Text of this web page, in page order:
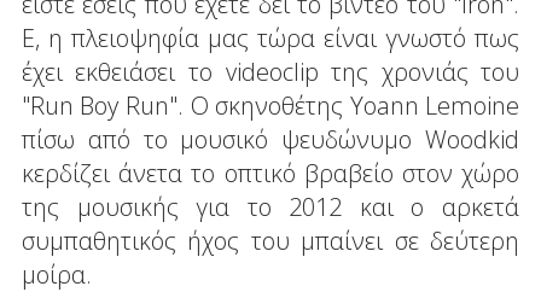
Ε, η πλειοψηφία μας τώρα είναι γνωστό πως
έχει εκθειάσει το videoclip της χρονιάς του
"Run Boy Run". O σκηνοθέτης Yoann Lemoine
πίσω από το μουσικό ψευδώνυμο Woodkid
κερδίζει άνετα το οπτικό βραβείο στον χώρο
της μουσικής για το 2012 και ο αρκετά
συμπαθητικός ήχος του μπαίνει σε δεύτερη
μοίρα.